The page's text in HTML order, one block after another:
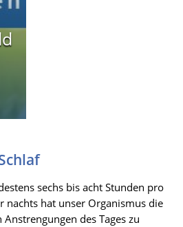
sechs bis acht Stunden pro
nachts hat unser Organismus die
des Tages zu